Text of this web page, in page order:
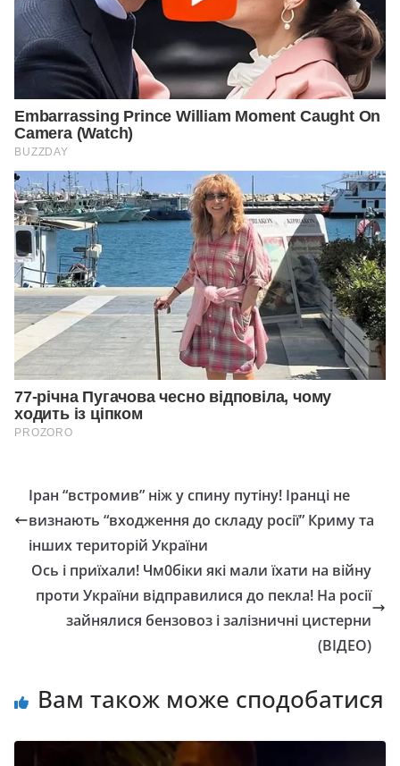
Іран “встромив” ніж у спину путіну! Іранці не
визнають “входження до складу росії” Криму та
інших територій України
Ось і приїхали! Чм0біки які мали їхати на війну
пpоти Укpаїни відправилися до пекла! На росії
зайнялися бензовоз і залізничні цистерни
(ВІДЕО)
Вам також може сподобатися